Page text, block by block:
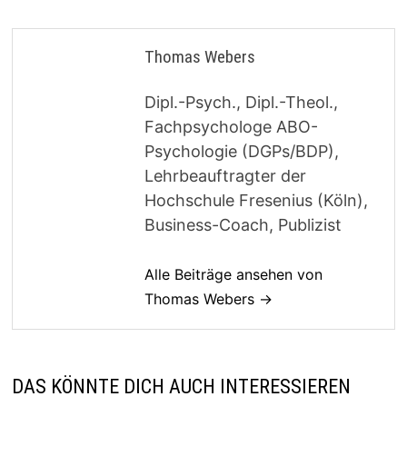
Thomas Webers
Dipl.-Psych., Dipl.-Theol.,
Fachpsychologe ABO-
Psychologie (DGPs/BDP),
Lehrbeauftragter der
Hochschule Fresenius (Köln),
Business-Coach, Publizist
Alle Beiträge ansehen von
Thomas Webers →
DAS KÖNNTE DICH AUCH INTERESSIEREN